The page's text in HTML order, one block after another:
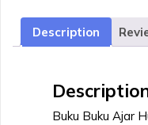
Etika
Profesi
Description
Buku Buku Ajar